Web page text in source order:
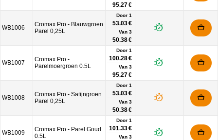
95.27 €
WB1006
Cromax Pro - Blauwgroen
Parel 0,25L
Door 1
53.03 €
Van 3
50.38 €
WB1007
Cromax Pro -
Parelmoergroen 0.5L
Door 1
100.28 €
Van 3
95.27 €
WB1008
Cromax Pro - Satijngroen
Parel 0,25L
Door 1
53.03 €
Van 3
50.38 €
WB1009
Cromax Pro - Parel Goud
0.5L
Door 1
101.33 €
Van 3